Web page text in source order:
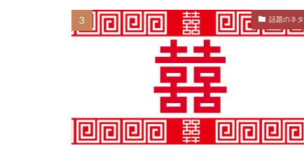
話題のネタ